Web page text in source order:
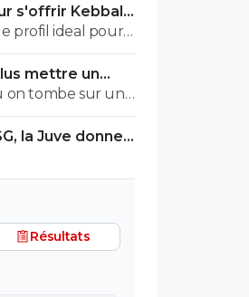
s'offrir Kebbal,
profil ideal pour
mettre un
on tombe sur un
on sait qu'on
de teubé 😂
est un
C'est marrant sur
et tout un tas de
les
c'est ça? Abruti
la Juve donne
Résultats